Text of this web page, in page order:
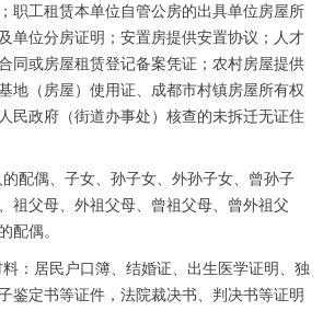
职工租赁本单位自管公房的出具单位房屋所
单位分房证明；安置房提供安置协议；人才
同或房屋租赁登记备案凭证；农村房屋提供
地（房屋）使用证、成都市村镇房屋所有权
民政府（街道办事处）核查的未拆迁无证住
配偶、子女、孙子女、外孙子女、曾孙子
祖父母、外祖父母、曾祖父母、曾外祖父
女的配偶。
：居民户口簿、结婚证、出生医学证明、独
鉴定书等证件，法院裁决书、判决书等证明